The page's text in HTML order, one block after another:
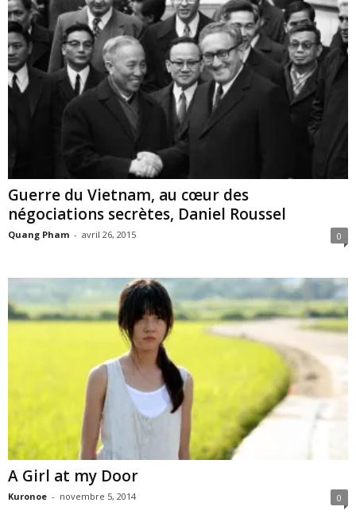
Guerre du Vietnam, au cœur des
négociations secrètes, Daniel Roussel
Quang Pham - avril 26, 2015 0
A Girl at my Door
Kuronoe - novembre 5, 2014 0